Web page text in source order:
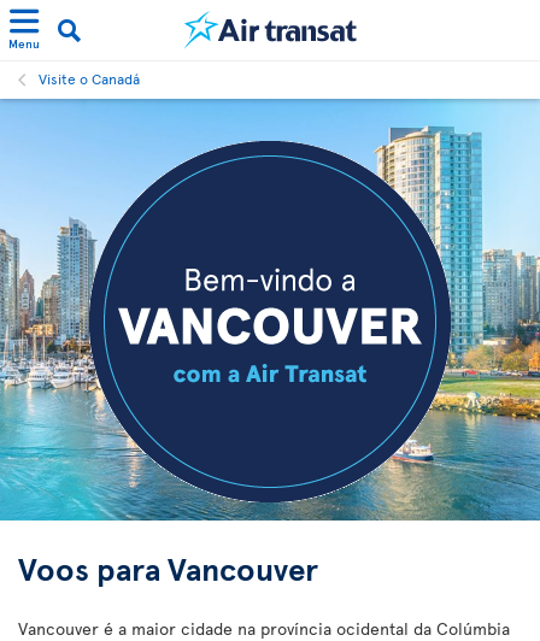
Menu
Visite o Canadá
Voos para Vancouver
Vancouver é a maior cidade na província ocidental da Colúmbia